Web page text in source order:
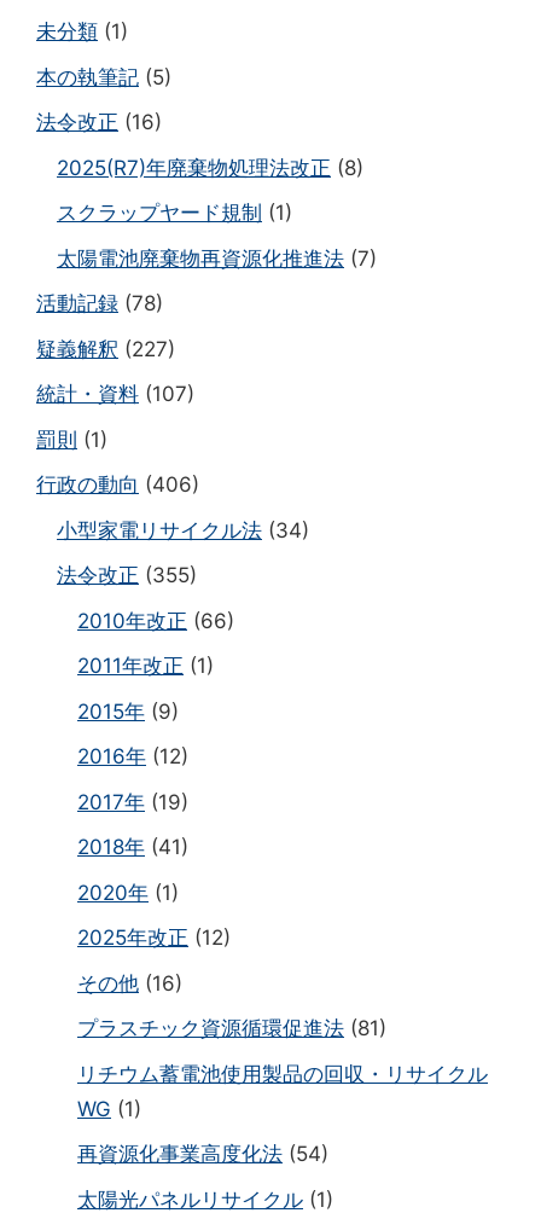
未分類 (1)
本の執筆記 (5)
法令改正 (16)
2025(R7)年廃棄物処理法改正 (8)
スクラップヤード規制 (1)
太陽電池廃棄物再資源化推進法 (7)
活動記録 (78)
疑義解釈 (227)
統計・資料 (107)
罰則 (1)
行政の動向 (406)
小型家電リサイクル法 (34)
法令改正 (355)
2010年改正 (66)
2011年改正 (1)
2015年 (9)
2016年 (12)
2017年 (19)
2018年 (41)
2020年 (1)
2025年改正 (12)
その他 (16)
プラスチック資源循環促進法 (81)
リチウム蓄電池使用製品の回収・リサイクル
WG (1)
再資源化事業高度化法 (54)
太陽光パネルリサイクル (1)